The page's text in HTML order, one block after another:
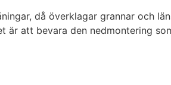
då överklagar grannar och
är att bevara den nedmontering